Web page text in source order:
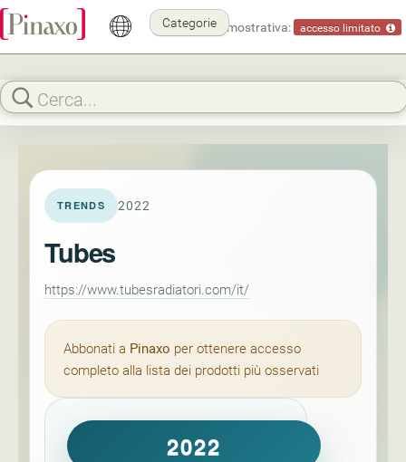
Modalità dimostrativa: accesso limitato
Categorie
TRENDS 2022
Tubes
https://www.tubesradiatori.com/it/
Abbonati a Pinaxo per ottenere accesso
completo alla lista dei prodotti più osservati
2022